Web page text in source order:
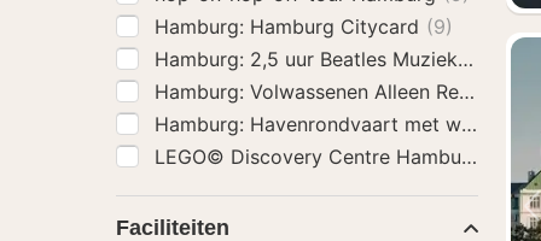
Hamburg: Hamburg Citycard (9)
Hamburg: 2,5 uur Beatles Muziek Tour
Hamburg: Volwassenen Alleen
Hamburg: Havenrondvaart met wijn en
Faciliteiten